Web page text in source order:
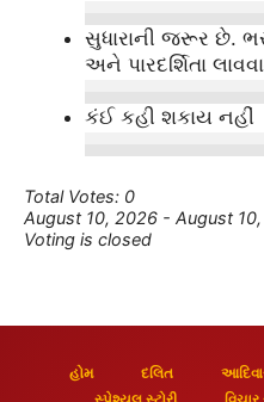
સુધારાની જરૂર છે.
અને પારદર્શિતા
કંઈ કહી શકાય નહીં
Total Votes: 0
August 10, 2026 - August
Voting is closed
હોમ દલિત